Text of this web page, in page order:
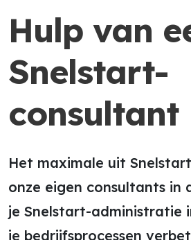
Hulp van
Snelstart-
consultant
Het maximale uit
onze eigen consultants in
je Snelstart-administratie
je bedrijfsprocessen